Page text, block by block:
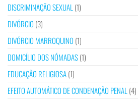
DISCRIMINAÇÃO SEXUAL (1)
DIVÓRCIO (3)
DIVÓRCIO MARROQUINO (1)
DOMICÍLIO DOS NÓMADAS(1)
EDUCAÇÃO RELIGIOSA(1)
EFEITO AUTOMÁTICO DE CONDENAÇÃO PENAL (4)